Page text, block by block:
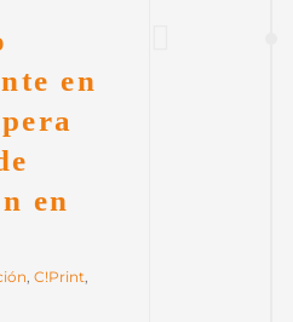
en
en
C!Print